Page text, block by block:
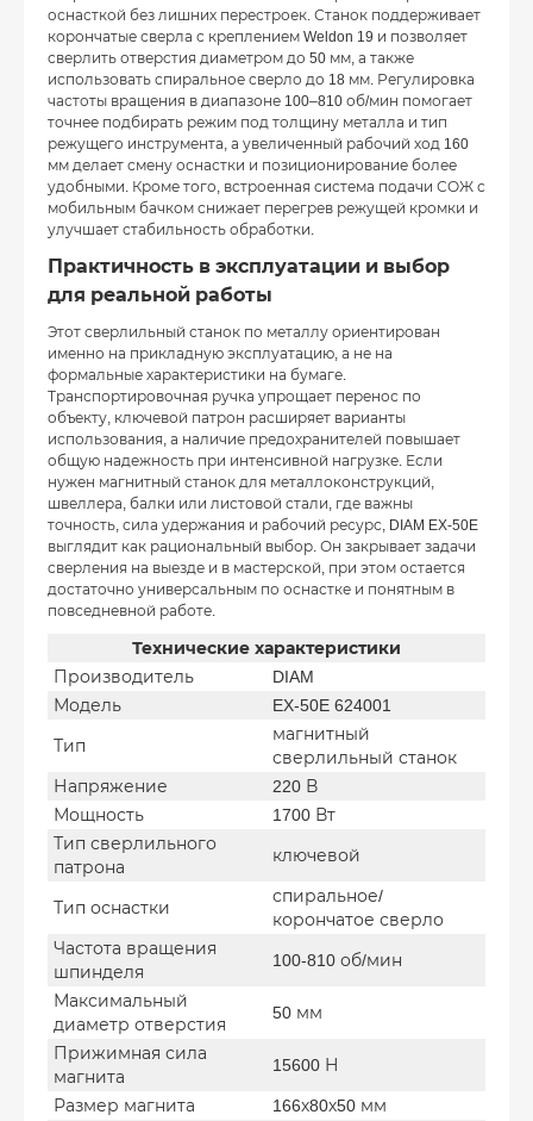
оснасткой без лишних перестроек. Станок поддерживает
корончатые сверла с креплением Weldon 19 и позволяет
сверлить отверстия диаметром до 50 мм, а также
использовать спиральное сверло до 18 мм. Регулировка
частоты вращения в диапазоне 100–810 об/мин помогает
точнее подбирать режим под толщину металла и тип
режущего инструмента, а увеличенный рабочий ход 160
мм делает смену оснастки и позиционирование более
удобными. Кроме того, встроенная система подачи СОЖ с
мобильным бачком снижает перегрев режущей кромки и
улучшает стабильность обработки.
Практичность в эксплуатации и выбор
для реальной работы
Этот сверлильный станок по металлу ориентирован
именно на прикладную эксплуатацию, а не на
формальные характеристики на бумаге.
Транспортировочная ручка упрощает перенос по
объекту, ключевой патрон расширяет варианты
использования, а наличие предохранителей повышает
общую надежность при интенсивной нагрузке. Если
нужен магнитный станок для металлоконструкций,
швеллера, балки или листовой стали, где важны
точность, сила удержания и рабочий ресурс, DIAM EX-50E
выглядит как рациональный выбор. Он закрывает задачи
сверления на выезде и в мастерской, при этом остается
достаточно универсальным по оснастке и понятным в
повседневной работе.
Технические характеристики
Производитель
DIAM
Модель
EX-50E 624001
Тип
магнитный
сверлильный станок
Напряжение
220 В
Мощность
1700 Вт
Тип сверлильного
патрона
ключевой
Тип оснастки
спиральное/
корончатое сверло
Частота вращения
шпинделя
100-810 об/мин
Максимальный
диаметр отверстия
50 мм
Прижимная сила
магнита
15600 Н
Размер магнита 166х80х50 мм